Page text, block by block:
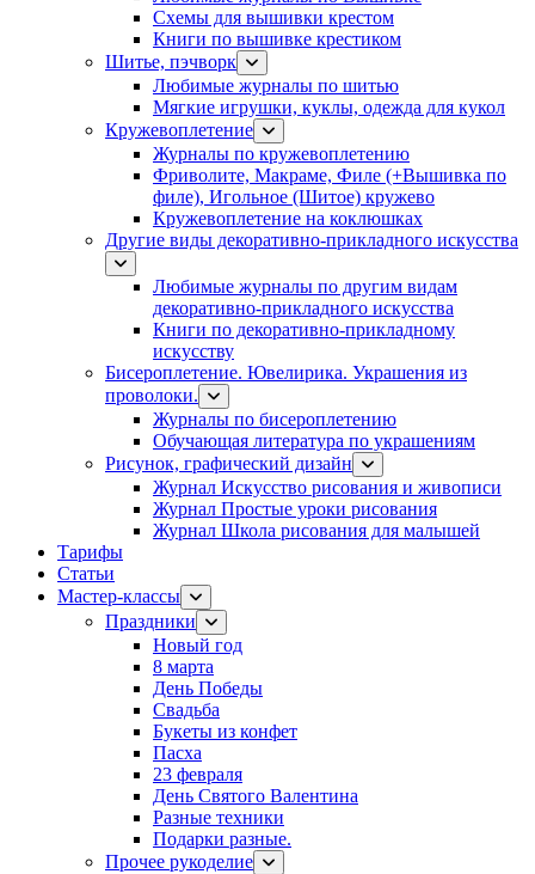
Схемы для вышивки крестом
Книги по вышивке крестиком
Шитье, пэчворк
Любимые журналы по шитью
Мягкие игрушки, куклы, одежда для кукол
Кружевоплетение
Журналы по кружевоплетению
Фриволите, Макраме, Филе (+Вышивка по
филе), Игольное (Шитое) кружево
Кружевоплетение на коклюшках
Другие виды декоративно-прикладного искусства
Любимые журналы по другим видам
декоративно-прикладного искусства
Книги по декоративно-прикладному
искусству
Бисероплетение. Ювелирика. Украшения из
проволоки.
Журналы по бисероплетению
Обучающая литература по украшениям
Рисунок, графический дизайн
Журнал Искусство рисования и живописи
Журнал Простые уроки рисования
Журнал Школа рисования для малышей
Тарифы
Статьи
Мастер-классы
Праздники
Новый год
8 марта
День Победы
Свадьба
Букеты из конфет
Пасха
23 февраля
День Святого Валентина
Разные техники
Подарки разные.
Прочее рукоделие